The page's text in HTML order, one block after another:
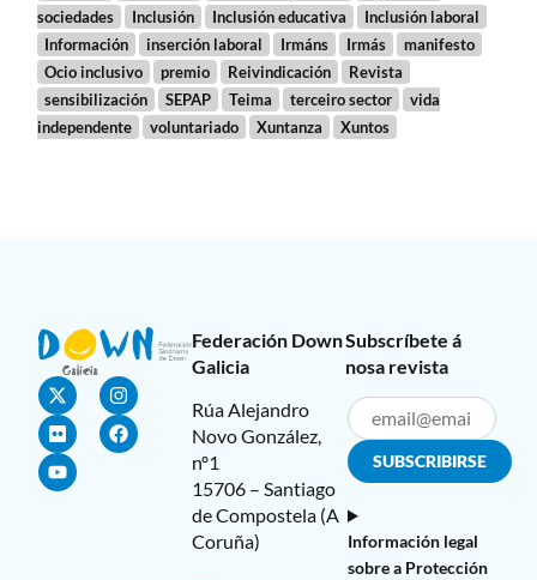
sociedades
Inclusión Inclusión educativa
Inclusión laboral
Información
inserción laboral Irmáns Irmás
manifesto
Ocio inclusivo
premio Reivindicación
Revista
sensibilización
SEPAP Teima terceiro sector
vida
independente
voluntariado Xuntanza Xuntos
Federación Down
Galicia
Rúa Alejandro
Novo González,
nº1
15706 – Santiago
de Compostela (A
Coruña)
Subscríbete á
nosa revista
Información legal
sobre a Protección